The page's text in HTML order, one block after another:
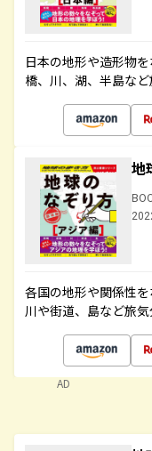
日本の地形や造形物
橋、川、湖、半島な
地
各国の地形や関係性を
川や街道、島など旅
AD